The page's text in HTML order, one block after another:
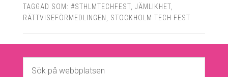
TAGGAD SOM: #STHLMTECHFEST, JÄMLIKHET,
RÄTTVISEFÖRMEDLINGEN
STOCKHOLM TECH FEST